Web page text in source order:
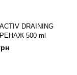
DRAINING
500 ml